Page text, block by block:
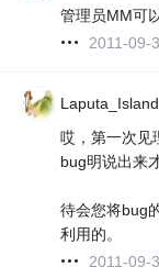
管理员MM可
2011-09-
Laputa_Island
哎，第一次见
bug明说出来
待会您将bug
利用的。
2011-09-